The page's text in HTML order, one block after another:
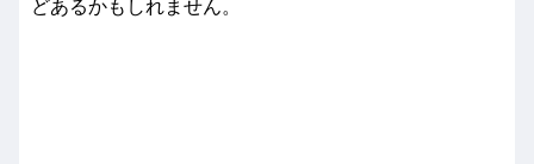
どあるかもしれません。